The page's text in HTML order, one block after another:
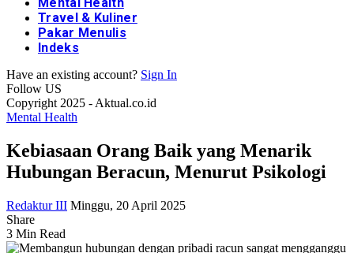
Travel & Kuliner
Pakar Menulis
Indeks
Have an existing account? Sign In
Follow US
Copyright 2025 - Aktual.co.id
Mental Health
Kebiasaan Orang Baik yang Menarik
Hubungan Beracun, Menurut Psikologi
Redaktur III Minggu, 20 April 2025
Share
3 Min Read